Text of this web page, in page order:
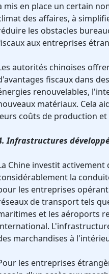
mis en place un certain
des affaires, à
les obstacles
aux entreprises
autorités chinoises
fiscaux dans
renouvelables,
matériaux. Cela
coûts de production et
Infrastructures
Chine investit
la
les entreprises
de transport tels
et les aéroports
marchandises à
les entreprises